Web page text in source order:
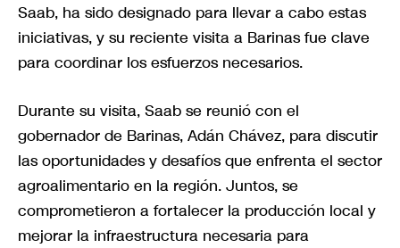
Saab, ha sido designado para llevar a cabo estas
iniciativas, y su reciente visita a Barinas fue clave
para coordinar los esfuerzos necesarios.
Durante su visita, Saab se reunió con el
gobernador de Barinas, Adán Chávez, para discutir
las oportunidades y desafíos que enfrenta el sector
agroalimentario en la región. Juntos, se
comprometieron a fortalecer la producción local y
mejorar la infraestructura necesaria para